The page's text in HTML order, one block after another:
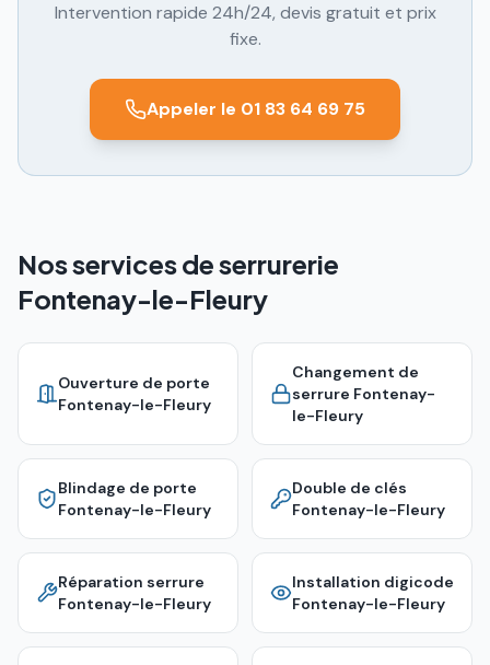
Intervention rapide 24h/24, devis gratuit et prix
fixe.
Appeler le 01 83 64 69 75
Nos services de serrurerie
Fontenay-le-Fleury
Ouverture de porte
Fontenay-le-Fleury
Changement de
serrure Fontenay-
le-Fleury
Blindage de porte
Fontenay-le-Fleury
Double de clés
Fontenay-le-Fleury
Réparation serrure
Fontenay-le-Fleury
Installation digicode
Fontenay-le-Fleury